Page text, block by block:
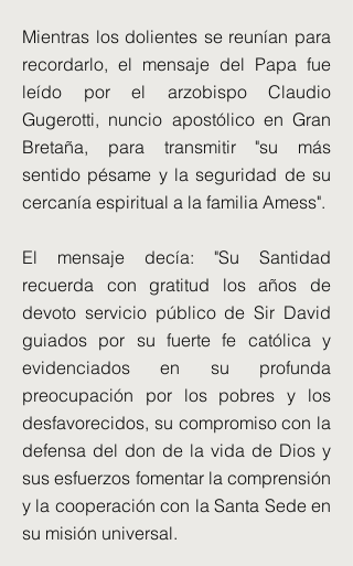
Mientras los dolientes se reunían para
recordarlo, el mensaje del Papa fue
leído por el arzobispo Claudio
Gugerotti, nuncio apostólico en Gran
Bretaña, para transmitir "su más
sentido pésame y la seguridad de su
cercanía espiritual a la familia Amess".
El mensaje decía: "Su Santidad
recuerda con gratitud los años de
devoto servicio público de Sir David
guiados por su fuerte fe católica y
evidenciados en su profunda
preocupación por los pobres y los
desfavorecidos, su compromiso con la
defensa del don de la vida de Dios y
sus esfuerzos fomentar la comprensión
y la cooperación con la Santa Sede en
su misión universal.